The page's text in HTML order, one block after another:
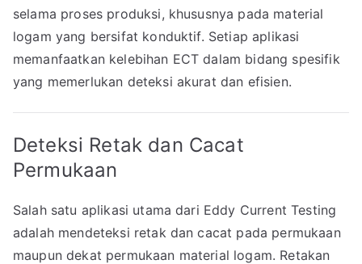
selama proses produksi, khususnya pada material
logam yang bersifat konduktif. Setiap aplikasi
memanfaatkan kelebihan ECT dalam bidang spesifik
yang memerlukan deteksi akurat dan efisien.
Deteksi Retak dan Cacat
Permukaan
Salah satu aplikasi utama dari Eddy Current Testing
adalah mendeteksi retak dan cacat pada permukaan
maupun dekat permukaan material logam. Retakan